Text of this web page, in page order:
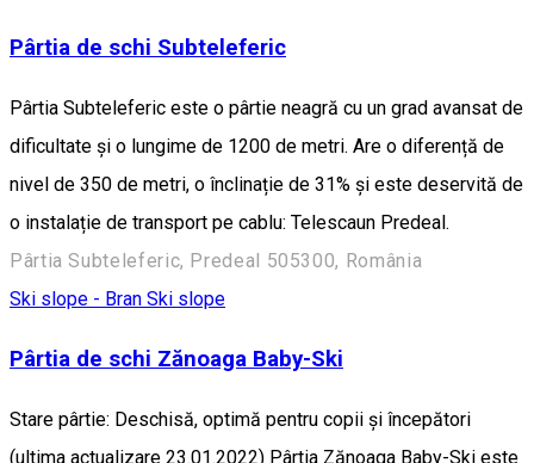
Pârtia de schi Subteleferic
Pârtia Subteleferic este o pârtie neagră cu un grad avansat de
dificultate și o lungime de 1200 de metri. Are o diferență de
nivel de 350 de metri, o înclinație de 31% și este deservită de
o instalație de transport pe cablu: Telescaun Predeal.
Pârtia Subteleferic, Predeal 505300, România
Ski slope - Bran Ski slope
Pârtia de schi Zănoaga Baby-Ski
Stare pârtie: Deschisă, optimă pentru copii și începători
(ultima actualizare 23.01.2022) Pârtia Zănoaga Baby-Ski este